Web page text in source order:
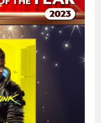
機能付き心肺など、高性
、いかがわしい仕事で稼
事をこなせるインプラン
させるのはいつだって楽
バーパンクな衣装デザイ
は防御力が主に衣装に拠
するのが難しかった。
チャのダサ坊ルックに
る布っぽいタンクトッ
に落ちない状況もしばし
ート以降、主要な防御性
、好きな見た目・服飾で
として大きい改善であ